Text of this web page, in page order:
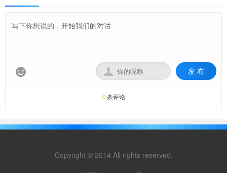
 发 布

0条评论
Copyright © 2014 All rights reserved.